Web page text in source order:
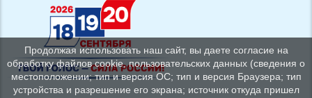
Продолжая использовать наш сайт, вы даете согласие на
обработку файлов cookie, пользовательских данных (сведения о
местоположении; тип и версия ОС; тип и версия Браузера; тип
устройства и разрешение его экрана; источник откуда пришел